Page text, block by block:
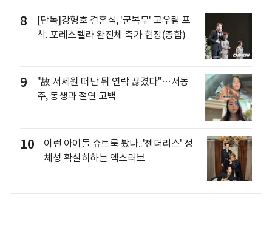
8
[단독]강형호 결혼식, '군복무' 고우림 포
착..포레스텔라 완전체 축가 현장(종합)
9
"故 서세원 떠난 뒤 연락 끊겼다"…서동
주, 동생과 절연 고백
10
이런 아이돌 슈트룩 봤나..'젠더리스' 정
체성 확실히하는 엑스러브